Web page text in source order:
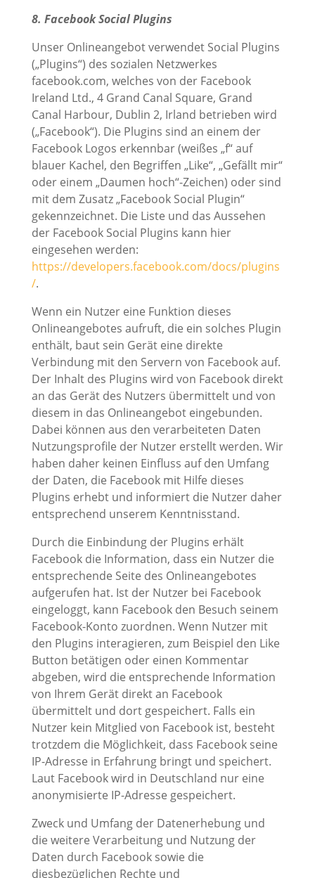
8. Facebook Social Plugins
Unser Onlineangebot verwendet Social Plugins
(„Plugins“) des sozialen Netzwerkes
facebook.com, welches von der Facebook
Ireland Ltd., 4 Grand Canal Square, Grand
Canal Harbour, Dublin 2, Irland betrieben wird
(„Facebook“). Die Plugins sind an einem der
Facebook Logos erkennbar (weißes „f“ auf
blauer Kachel, den Begriffen „Like“, „Gefällt mir“
oder einem „Daumen hoch“-Zeichen) oder sind
mit dem Zusatz „Facebook Social Plugin“
gekennzeichnet. Die Liste und das Aussehen
der Facebook Social Plugins kann hier
eingesehen werden:
https://developers.facebook.com/docs/plugins
/.
Wenn ein Nutzer eine Funktion dieses
Onlineangebotes aufruft, die ein solches Plugin
enthält, baut sein Gerät eine direkte
Verbindung mit den Servern von Facebook auf.
Der Inhalt des Plugins wird von Facebook direkt
an das Gerät des Nutzers übermittelt und von
diesem in das Onlineangebot eingebunden.
Dabei können aus den verarbeiteten Daten
Nutzungsprofile der Nutzer erstellt werden. Wir
haben daher keinen Einfluss auf den Umfang
der Daten, die Facebook mit Hilfe dieses
Plugins erhebt und informiert die Nutzer daher
entsprechend unserem Kenntnisstand.
Durch die Einbindung der Plugins erhält
Facebook die Information, dass ein Nutzer die
entsprechende Seite des Onlineangebotes
aufgerufen hat. Ist der Nutzer bei Facebook
eingeloggt, kann Facebook den Besuch seinem
Facebook-Konto zuordnen. Wenn Nutzer mit
den Plugins interagieren, zum Beispiel den Like
Button betätigen oder einen Kommentar
abgeben, wird die entsprechende Information
von Ihrem Gerät direkt an Facebook
übermittelt und dort gespeichert. Falls ein
Nutzer kein Mitglied von Facebook ist, besteht
trotzdem die Möglichkeit, dass Facebook seine
IP-Adresse in Erfahrung bringt und speichert.
Laut Facebook wird in Deutschland nur eine
anonymisierte IP-Adresse gespeichert.
Zweck und Umfang der Datenerhebung und
die weitere Verarbeitung und Nutzung der
Daten durch Facebook sowie die
diesbezüglichen Rechte und